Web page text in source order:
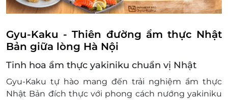
Gyu-Kaku - Thiên đường ẩm thực Nhật
Bản giữa lòng Hà Nội
Tinh hoa ẩm thực yakiniku chuẩn vị Nhật
Gyu-Kaku tự hào mang đến trải nghiệm ẩm thực
Nhật Bản đích thực với phong cách nướng yakiniku